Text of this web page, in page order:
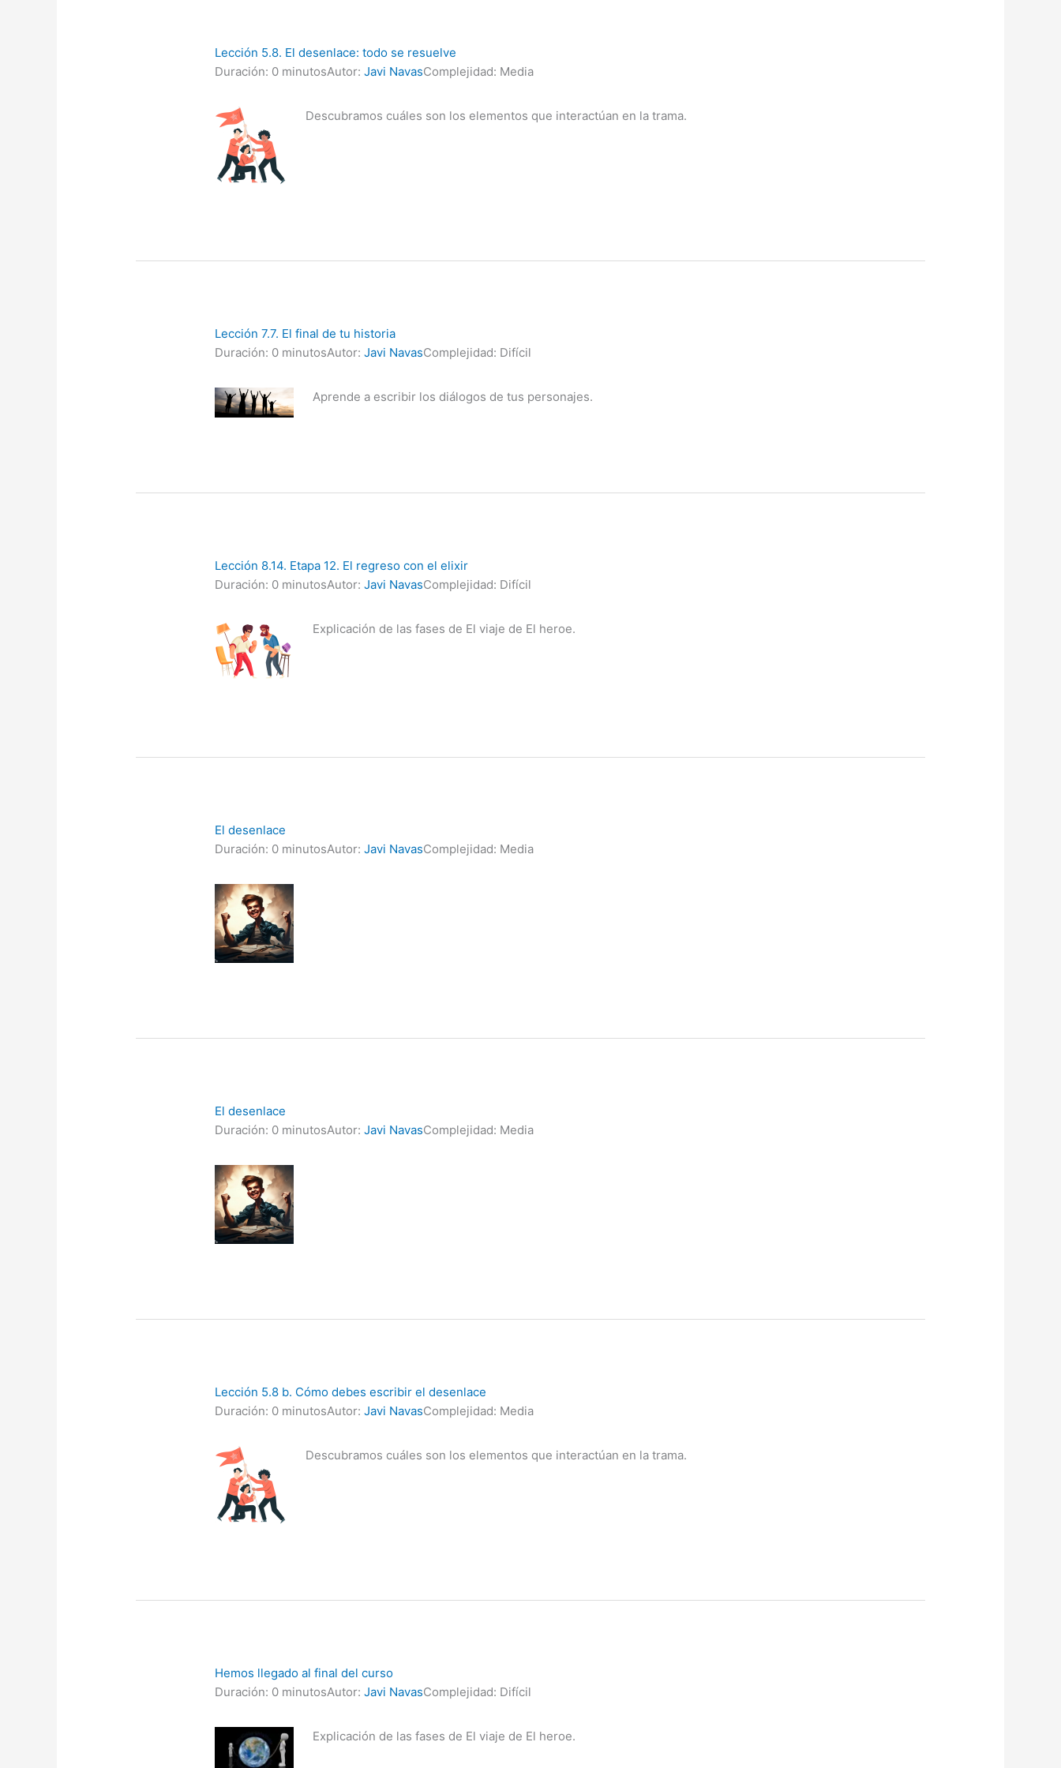
Lección 5.8. El desenlace: todo se resuelve
Duración: 0 minutosAutor:Javi NavasComplejidad: Media
Descubramos cuáles son los elementos que interactúan en la trama.
Lección 7.7. El final de tu historia
Duración: 0 minutosAutor:Javi NavasComplejidad: Difícil
Aprende a escribir los diálogos de tus personajes.
Lección 8.14. Etapa 12. El regreso con el elixir
Duración: 0 minutosAutor:Javi NavasComplejidad: Difícil
Explicación de las fases de El viaje de El heroe.
El desenlace
Duración: 0 minutosAutor:Javi NavasComplejidad: Media
El desenlace
Duración: 0 minutosAutor:Javi NavasComplejidad: Media
Lección 5.8 b. Cómo debes escribir el desenlace
Duración: 0 minutosAutor:Javi NavasComplejidad: Media
Descubramos cuáles son los elementos que interactúan en la trama.
Hemos llegado al final del curso
Duración: 0 minutosAutor:Javi NavasComplejidad: Difícil
Explicación de las fases de El viaje de El heroe.